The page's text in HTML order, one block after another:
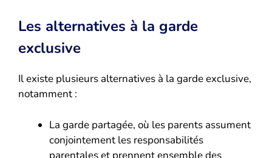
Les alternatives à la garde
exclusive
Il existe plusieurs alternatives à la garde exclusive,
notamment :
La garde partagée, où les parents assument
conjointement les responsabilités
parentales et prennent ensemble des